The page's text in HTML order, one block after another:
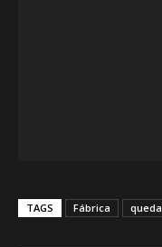
TAGS Fábrica queda